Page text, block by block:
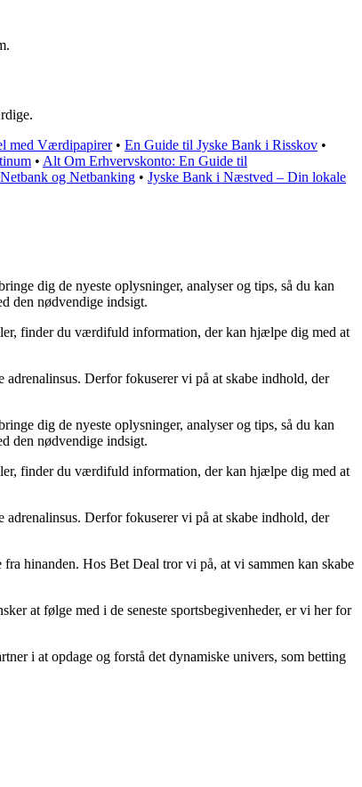
med Værdipapirer• En Guide til Jyske Bank i Risskov •
• Alt Om Erhvervskonto: En Guide til
og Netbanking • Jyske Bank i Næstved – Din lokale
dig de nyeste oplysninger, analyser og tips, så du kan
den nødvendige indsigt.
finder du værdifuld information, der kan hjælpe dig med at
Derfor fokuserer vi på at skabe indhold, der
dig de nyeste oplysninger, analyser og tips, så du kan
den nødvendige indsigt.
finder du værdifuld information, der kan hjælpe dig med at
Derfor fokuserer vi på at skabe indhold, der
hinanden. Hos Bet Deal tror vi på, at vi sammen kan skabe
at følge med i de seneste sportsbegivenheder, er vi her for
i at opdage og forstå det dynamiske univers, som betting